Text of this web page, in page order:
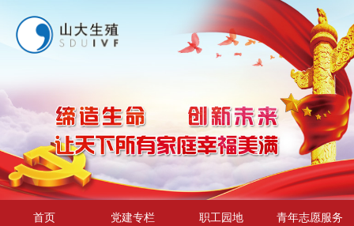
首页 党建专栏 职工园地 青年志愿服务